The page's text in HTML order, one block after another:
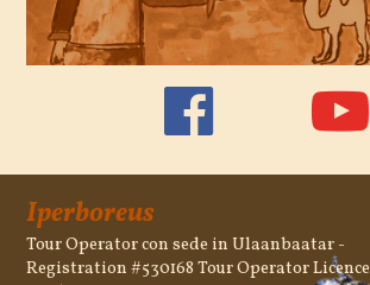
Iperboreus
Tour Operator con sede in Ulaanbaatar -
Registration #530168 Tour Operator Licence